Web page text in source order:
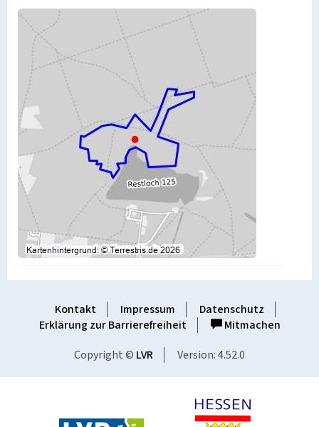
Kontakt Impressum
Datenschutz
Erklärung zur Barrierefreiheit
Mitmachen
Copyright © LVR Version: 4.52.0